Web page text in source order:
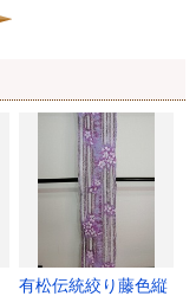
有松伝統絞り藤色縦